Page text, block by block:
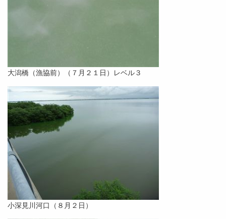
大潟橋（漁協前）（７月２１日）レベル３
小深見川河口（８月２日）